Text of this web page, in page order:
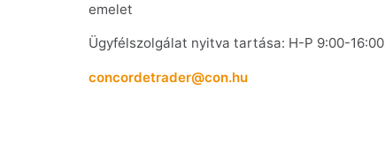
emelet
Ügyfélszolgálat nyitva tartása: H-P 9:00-16:00
concordetrader@con.hu